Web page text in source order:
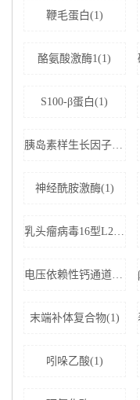
鞭毛蛋白(1)
酪氨酸激酶1(1)
S100-β蛋白(1)
胰岛素样生长因子结合蛋白5(1)
神经酰胺激酶(1)
乳头瘤病毒16型L2蛋白(1)
电压依赖性钙通道亚基α-2D1(1)
末端补体复合物(1)
吲哚乙酸(1)